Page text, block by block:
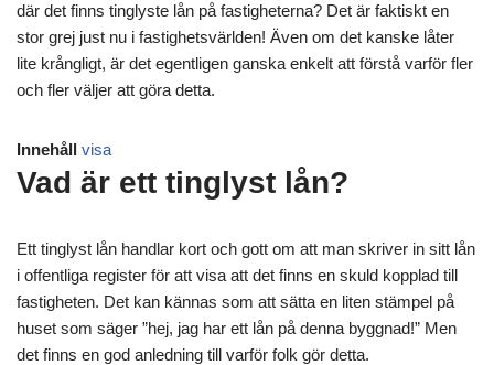
där det finns tinglyste lån på fastigheterna? Det är faktiskt en
stor grej just nu i fastighetsvärlden! Även om det kanske låter
lite krångligt, är det egentligen ganska enkelt att förstå varför fler
och fler väljer att göra detta.
Innehåll visa
Vad är ett tinglyst lån?
Ett tinglyst lån handlar kort och gott om att man skriver in sitt lån
i offentliga register för att visa att det finns en skuld kopplad till
fastigheten. Det kan kännas som att sätta en liten stämpel på
huset som säger ”hej, jag har ett lån på denna byggnad!” Men
det finns en god anledning till varför folk gör detta.